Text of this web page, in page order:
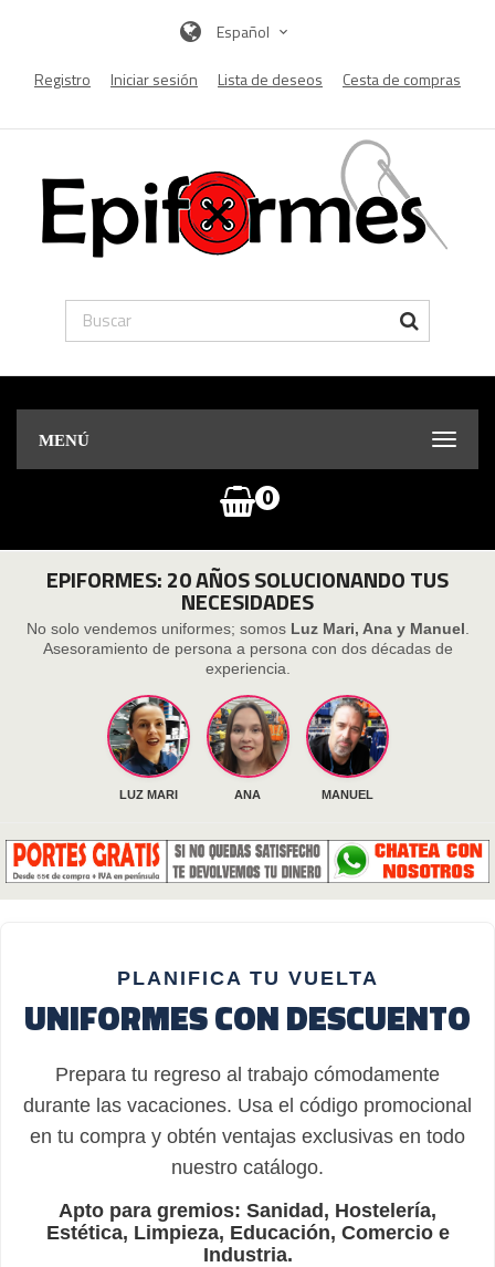
Español
Registro Iniciar sesión Lista de deseos Cesta de compras
MENÚ
0
EPIFORMES: 20 AÑOS SOLUCIONANDO TUS
NECESIDADES
No solo vendemos uniformes; somos Luz Mari, Ana y Manuel
Asesoramiento de persona a persona con dos décadas de
experiencia.
LUZ MARI ANA MANUEL
PLANIFICA TU VUELTA
UNIFORMES CON DESCUENTO
Prepara tu regreso al trabajo cómodamente
durante las vacaciones. Usa el código promocional
en tu compra y obtén ventajas exclusivas en todo
nuestro catálogo.
Apto para gremios: Sanidad, Hostelería,
Estética, Limpieza, Educación, Comercio e
Industria.